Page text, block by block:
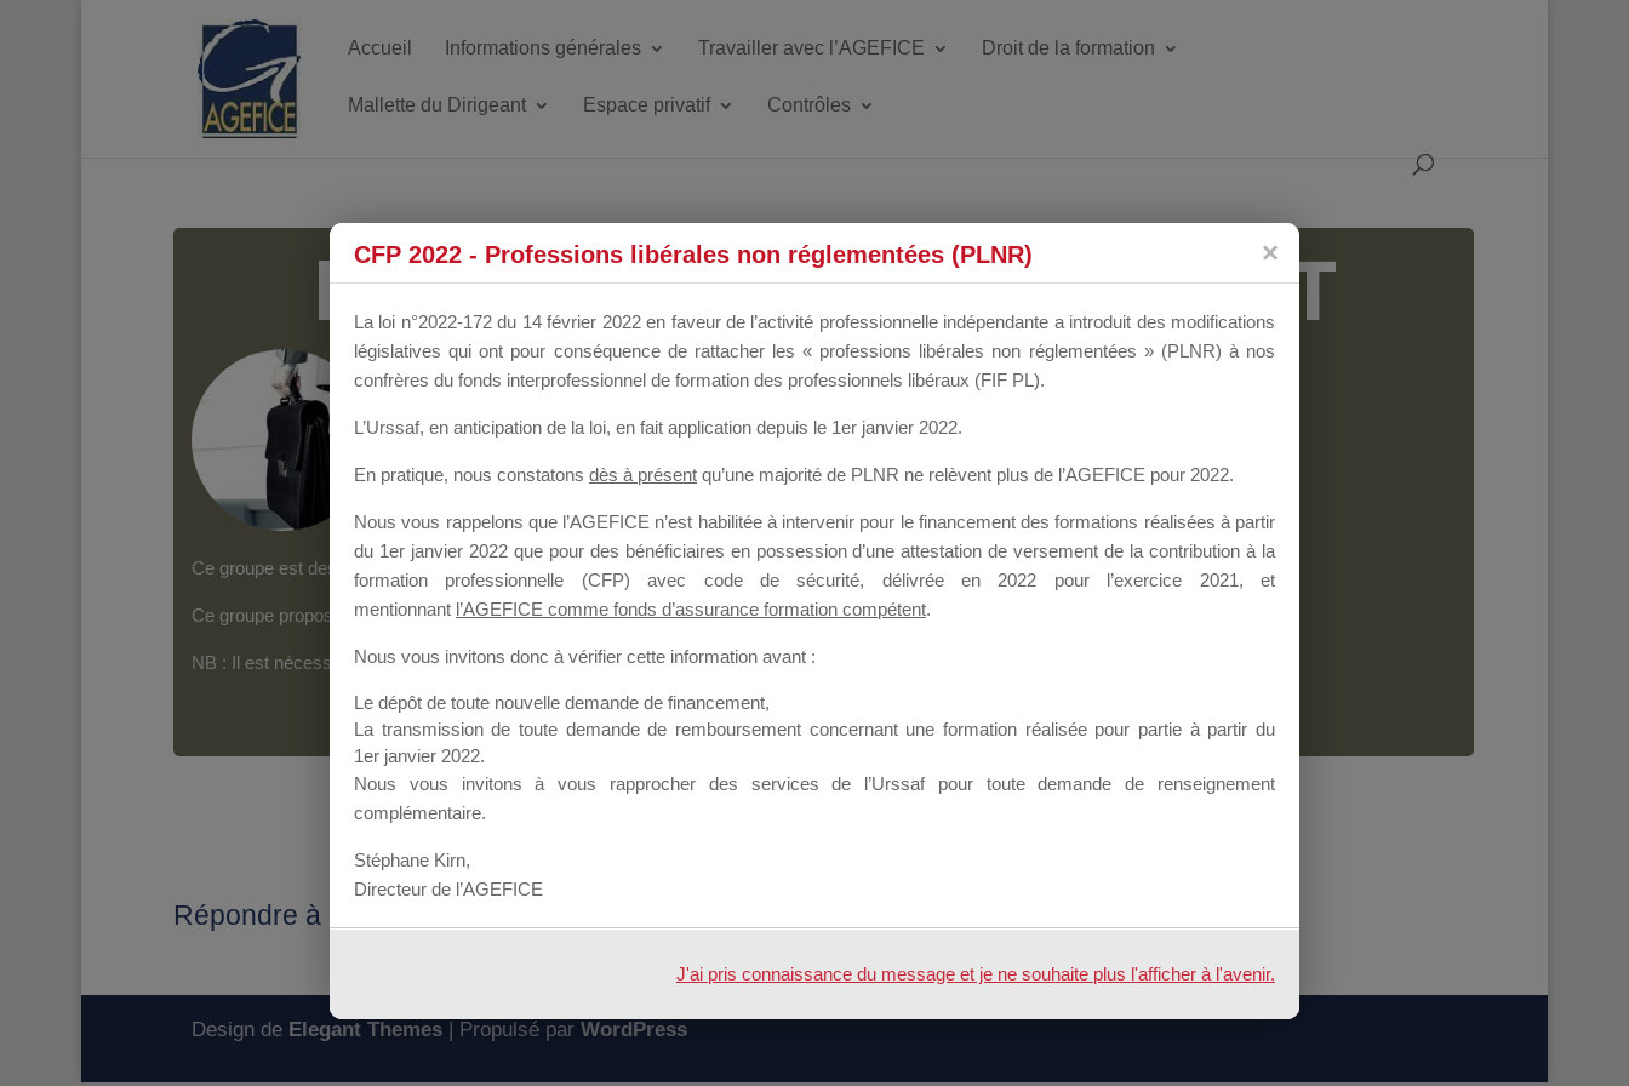
Accueil Informations générales Travailler avec l’AGEFICE Droit de la formation
Mallette du Dirigeant Espace privatif Contrôles
MALLETTE DU DIRIGEANT
Groupe Public il y a un mois
Ce groupe est destiné aux Organismes de Formation qui souhaitent répondre à l’Appel à Propositions Mallette du Dirigeant.
Ce groupe propose un forum dédié au support sur lequel il est possible de laisser un message ou poser une question.
NB : Il est nécessaire d’êtreinscrit(e)pour pouvoir rejoindre ce groupe
Répondre à : SAISIE DES DATES DE SESSIONS
Design de Elegant Themes| Propulsé par WordPress
CFP 2022 - Professions libérales non réglementées (PLNR)
La loi n°2022-172 du 14 février 2022 en faveur de l’activité professionnelle indépendante a introduit des modifications
législatives qui ont pour conséquence de rattacher les « professions libérales non réglementées » (PLNR) à nos
confrères du fonds interprofessionnel de formation des professionnels libéraux (FIF PL).
L’Urssaf, en anticipation de la loi, en fait application depuis le 1er janvier 2022.
En pratique, nous constatons dès à présent qu’une majorité de PLNR ne relèvent plus de l’AGEFICE pour 2022.
Nous vous rappelons que l’AGEFICE n’est habilitée à intervenir pour le financement des formations réalisées à partir
du 1er janvier 2022 que pour des bénéficiaires en possession d’une attestation de versement de la contribution à la
formation professionnelle (CFP) avec code de sécurité, délivrée en 2022 pour l’exercice 2021, et
mentionnant l’AGEFICE comme fonds d’assurance formation compétent.
Nous vous invitons donc à vérifier cette information avant :
Le dépôt de toute nouvelle demande de financement,
La transmission de toute demande de remboursement concernant une formation réalisée pour partie à partir du
1er janvier 2022.
Nous vous invitons à vous rapprocher des services de l’Urssaf pour toute demande de renseignement
complémentaire.
Stéphane Kirn,
Directeur de l’AGEFICE
J'ai pris connaissance du message et je ne souhaite plus l'afficher à l'avenir.